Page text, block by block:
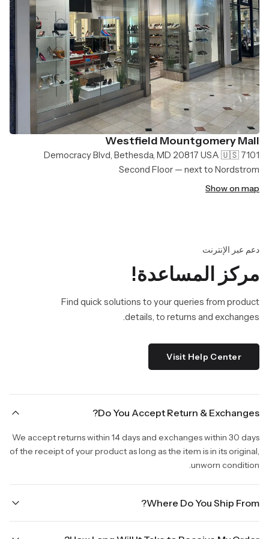
Westfield Mountgomery Mall
7101 Democracy Blvd, Bethesda, MD 20817 USA 🇺🇸
Second Floor — next to Nordstrom
Show on map
دعم عبر الإنترنت
مركز المساعدة!
Find quick solutions to your queries from product
details, to returns and exchanges.
Visit Help Center
Do You Accept Return & Exchanges?
We accept returns within 14 days and exchanges within 30 days
of the receipt of your product as long as the item is in its original,
unworn condition.
Where Do You Ship From?